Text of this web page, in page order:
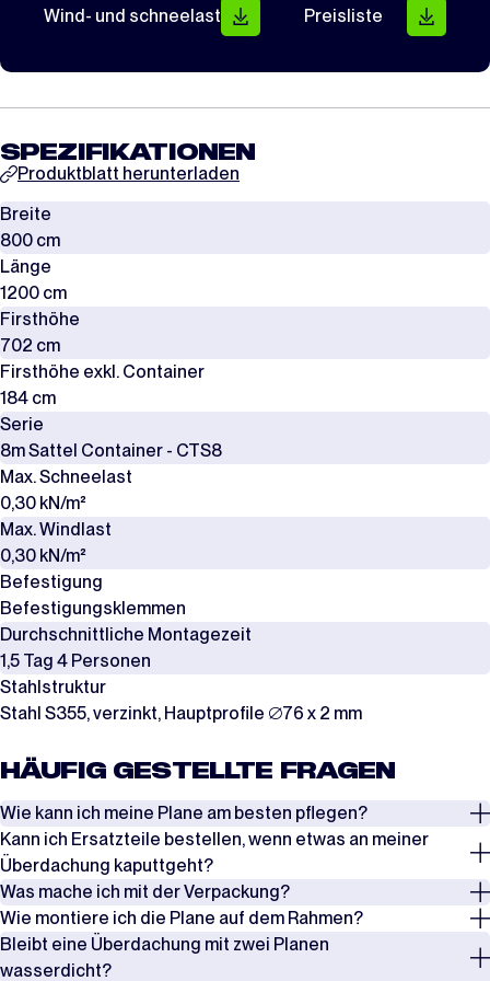
Wind- und schneelast Preisliste
SPEZIFIKATIONEN
Produktblatt herunterladen
Breite
800 cm
Länge
1200 cm
Firsthöhe
702 cm
Firsthöhe exkl. Container
184 cm
Serie
8m Sattel Container - CTS8
Max. Schneelast
0,30 kN/m²
Max. Windlast
0,30 kN/m²
Befestigung
Befestigungsklemmen
Durchschnittliche Montagezeit
1,5 Tag 4 Personen
Stahlstruktur
Stahl S355, verzinkt, Hauptprofile ∅76 x 2 mm
HÄUFIG GESTELLTE FRAGEN
Wie kann ich meine Plane am besten pflegen?
Überprüfen Sie regelmäßig die Spannung der Seile, Spanngurte und
Windverbände, insbesondere nach Phasen mit starkem Wind oder
starkem Schneefall. Entfernen Sie Schnee rechtzeitig, um eine
Überlastung zu vermeiden.
Achten Sie außerdem darauf, dass die Lasche der Plane gut über den
Kann ich Ersatzteile bestellen, wenn etwas an meiner
Überdachung kaputtgeht?
Ja, es ist möglich, Ersatzteile zu bestellen, wenn etwas an Ihrer
Überdachung kaputtgeht. In den meisten Fällen kann ein Schaden
durch den Austausch eines Teils behoben werden. Dafür bieten wir
zusätzliche Teile in Sets an. Eine Übersicht dieser Ersatzteile pro
Was mache ich mit der Verpackung?
Die Planen werden in Kartons verpackt, während die Rahmen in Stahl-
und Holzkisten geliefert werden. Bewahren Sie die Verpackung auf, um
Wie montiere ich die Plane auf dem Rahmen?
Es gibt zwei Möglichkeiten, die Plane auf dem Rahmen zu montieren.
Bleibt eine Überdachung mit zwei Planen
wasserdicht?